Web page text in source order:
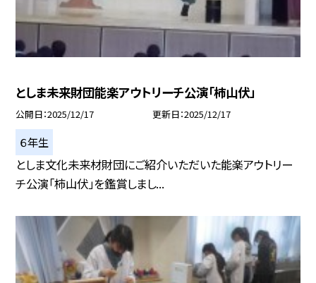
としま未来財団能楽アウトリーチ公演「柿山伏」
公開日 2025/12/17 更新日 2025/12/17
６年生
としま文化未来材財団にご紹介いただいた能楽アウトリー
チ公演「柿山伏」を鑑賞しまし...